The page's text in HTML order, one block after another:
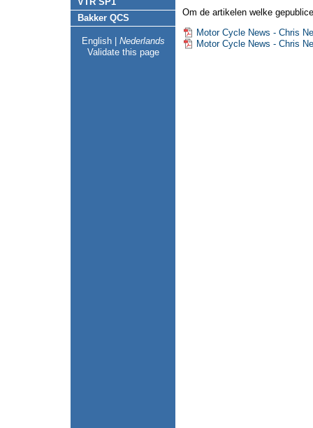
Bakker QCS
English| Nederlands
Validate this page
Om de artikelen welke
Motor Cycle News - Chris
Motor Cycle News - Chris